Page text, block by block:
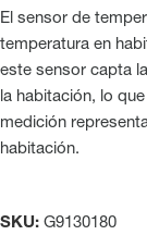
El sensor de
temperatura en
este sensor capta
la habitación, lo
medición
habitación.
SKU: G9130180